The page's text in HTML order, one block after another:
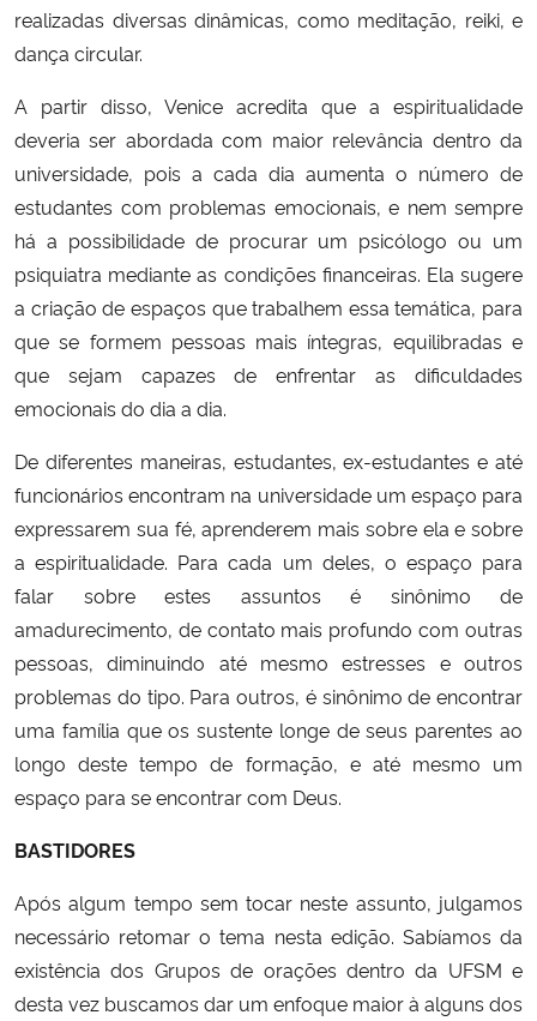
realizadas diversas dinâmicas, como meditação, reiki, e
dança circular.
A partir disso, Venice acredita que a espiritualidade
deveria ser abordada com maior relevância dentro da
universidade, pois a cada dia aumenta o número de
estudantes com problemas emocionais, e nem sempre
há a possibilidade de procurar um psicólogo ou um
psiquiatra mediante as condições financeiras. Ela sugere
a criação de espaços que trabalhem essa temática, para
que se formem pessoas mais íntegras, equilibradas e
que sejam capazes de enfrentar as dificuldades
emocionais do dia a dia.
De diferentes maneiras, estudantes, ex-estudantes e até
funcionários encontram na universidade um espaço para
expressarem sua fé, aprenderem mais sobre ela e sobre
a espiritualidade. Para cada um deles, o espaço para
falar sobre estes assuntos é sinônimo de
amadurecimento, de contato mais profundo com outras
pessoas, diminuindo até mesmo estresses e outros
problemas do tipo. Para outros, é sinônimo de encontrar
uma família que os sustente longe de seus parentes ao
longo deste tempo de formação, e até mesmo um
espaço para se encontrar com Deus.
BASTIDORES
Após algum tempo sem tocar neste assunto, julgamos
necessário retomar o tema nesta edição. Sabíamos da
existência dos Grupos de orações dentro da UFSM e
desta vez buscamos dar um enfoque maior à alguns dos